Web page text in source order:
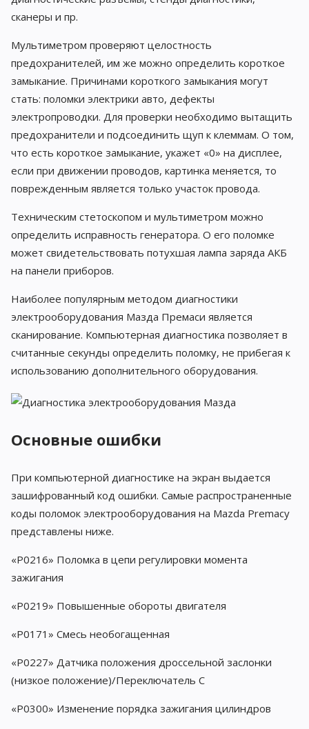
сканеры и пр.
Мультиметром проверяют целостность
предохранителей, им же можно определить короткое
замыкание. Причинами короткого замыкания могут
стать: поломки электрики авто, дефекты
электропроводки. Для проверки необходимо вытащить
предохранители и подсоединить щуп к клеммам. О том,
что есть короткое замыкание, укажет «0» на дисплее,
если при движении проводов, картинка меняется, то
поврежденным является только участок провода.
Техническим стетоскопом и мультиметром можно
определить исправность генератора. О его поломке
может свидетельствовать потухшая лампа заряда АКБ
на панели приборов.
Наиболее популярным методом диагностики
электрооборудования Мазда Премаси является
сканирование. Компьютерная диагностика позволяет в
считанные секунды определить поломку, не прибегая к
использованию дополнительного оборудования.
Основные ошибки
При компьютерной диагностике на экран выдается
зашифрованный код ошибки. Самые распространенные
коды поломок электрооборудования на Mazda Premacy
представлены ниже.
«P0216» Поломка в цепи регулировки момента
зажигания
«P0219» Повышенные обороты двигателя
«P0171» Смесь необогащенная
«P0227» Датчика положения дроссельной заслонки
(низкое положение)/Переключатель C
«P0300» Изменение порядка зажигания цилиндров